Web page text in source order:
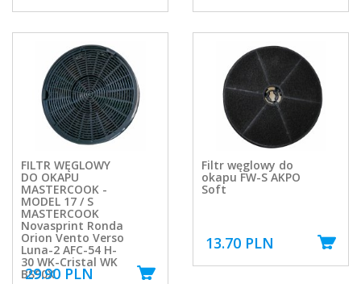
FILTR WĘGLOWY
DO OKAPU
MASTERCOOK -
MODEL 17 / S
MASTERCOOK
Novasprint Ronda
Orion Vento Verso
Luna-2 AFC-54 H-
30 WK-Cristal WK
BS90X
29.90 PLN
Filtr węglowy do
okapu FW-S AKPO
Soft
13.70 PLN